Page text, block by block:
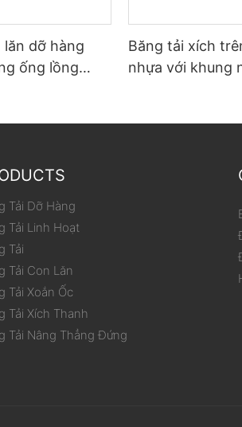
lăn dỡ hàng
ống lồng
Băng tải xích
nhựa với khung
Tải Dỡ Hàng
Tải Linh Hoạt
Tải
Tải Con Lăn
Tải Xoắn Ốc
Tải Xích Thanh
Tải Nâng Thẳng Đứng